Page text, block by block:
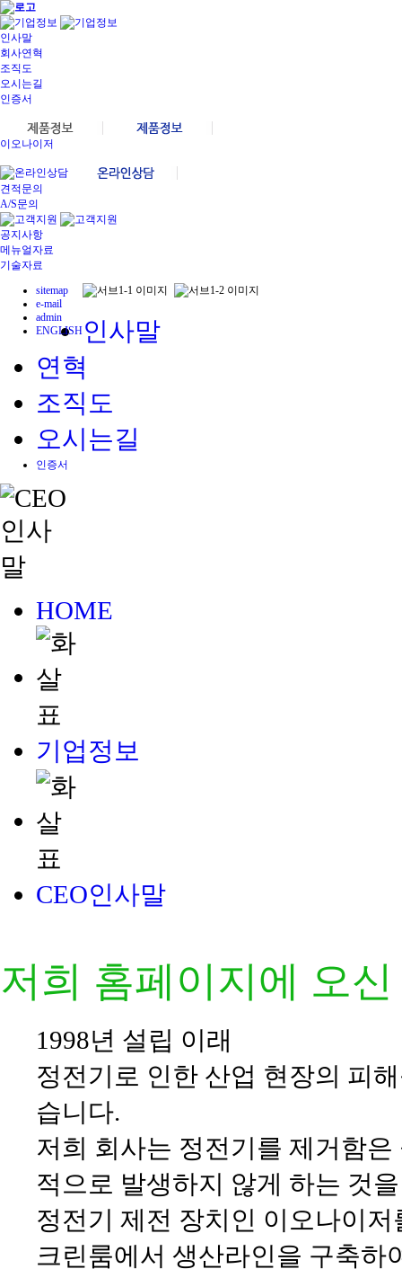
인사말
회사연혁
조직도
오시는길
인증서
이오나이저
견적문의
A/S문의
공지사항
메뉴얼자료
기술자료
sitemap
e-mail
admin
ENGLISH 인사말
연혁
조직도
오시는길
인증서
HOME
기업정보
CEO인사말
저희 홈페이지에 오
1998년 설립 이래
정전기로 인한 산업 현장의 피
습니다.
저희 회사는 정전기를 제거함
적으로 발생하지 않게 하는 것
정전기 제전 장치인 이오나이저
크린룸에서 생산라인을 구축하